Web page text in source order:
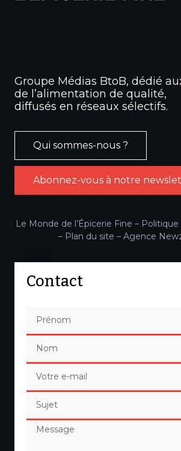
Groupe Médias BtoB, dédié
de l’alimentation de qualité,
diffusés en réseaux sélectifs.
Qui sommes-nous ?
Abonnez-vous à notre
Le Monde de l’Épicerie Fine –
– Plan du site – Agence
Contact